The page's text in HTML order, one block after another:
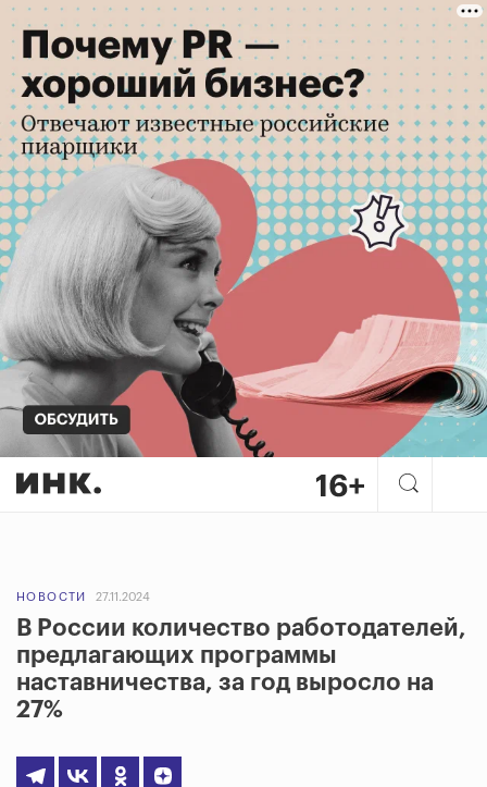
НОВОСТИ 27.11.2024
В России количество работодателей,
предлагающих программы
наставничества, за год выросло на
27%